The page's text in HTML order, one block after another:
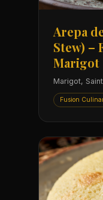
Arepa
Stew) –
Marigot
Marigot,
Fusion